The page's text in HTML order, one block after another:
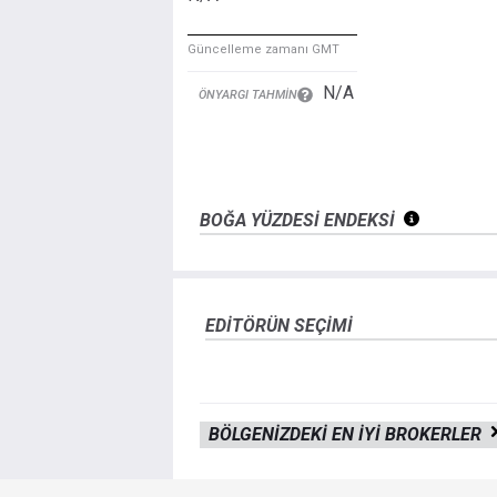
Güncelleme zamanı GMT
ÖNYARGI TAHMIN N/A
BOĞA YÜZDESİ ENDEKSİ
EDITÖRÜN SEÇIMI
BÖLGENIZDEKI EN IYI BROKERLER